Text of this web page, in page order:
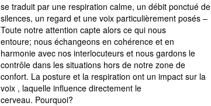
se traduit par une respiration calme, un débit ponctué de
silences, un regard et une voix particulièrement posés –
Toute notre attention capte alors ce qui nous
entoure; nous échangeons en cohérence et en
harmonie avec nos interlocuteurs et nous gardons le
contrôle dans les situations hors de notre zone de
confort. La posture et la respiration ont un impact sur la
voix , laquelle influence directement le
cerveau. Pourquoi?